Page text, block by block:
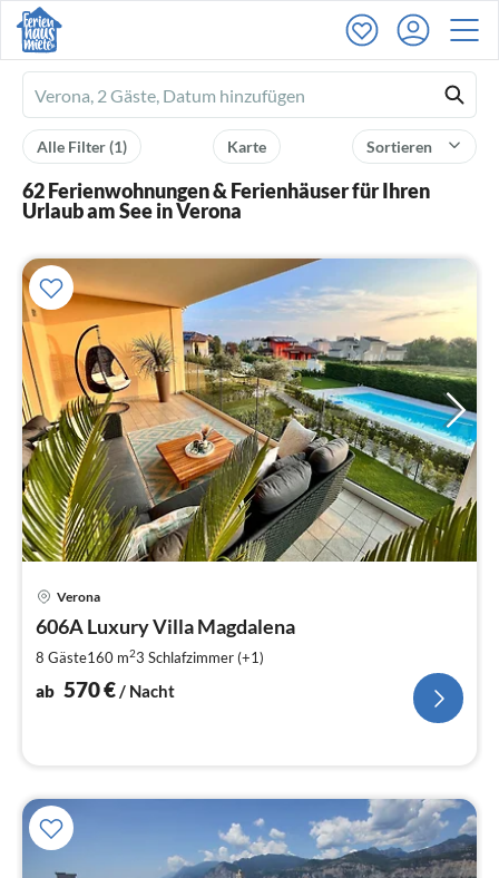
Ferienhausmiete
logo
Sortieren
Karte
Alle Filter(1)
62 Ferienwohnungen & Ferienhäuser für Ihren
Urlaub am See in Verona
Verona
606A Luxury Villa Magdalena
8 Gäste160 m23 Schlafzimmer (+1)
ab 570€/ Nacht